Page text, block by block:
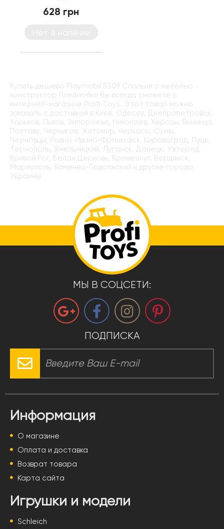
628 грн
Купить дёшево Playmobil 5309 Спальня с мебелью -
конструктор Плеймобил Вы всегда сможете в
интернет-магазине Profi-Toys. Этот товар можно
заказать с доставкой в Киев, Одессу, Днепропетровск,
Харьков, Львов, Запорожье, Николаев, Херсон, Винница,
Полтаву, Чернигов, Житомир, Черкасы, Сумы,
Черновцы, Ровно, Ивано-Франковск, Кировоград, Луцк,
Тернополь, Хмельницкий, Луганск, Донецк, Ужгород,
Кривой Рог, Белая Церковь, Кременчуг, Бердянск,
Мариуполь, Каменец-Подольский и другие города
Украины
МЫ В СОЦСЕТИ:
ПОДПИСКА
Информация
О магазине
Оплата и доставка
Возврат товара
Карта сайта
Игрушки и модели
Schleich